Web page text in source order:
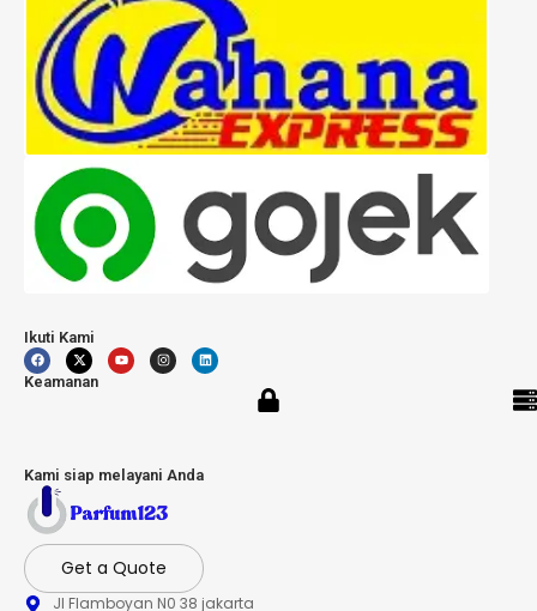
Ikuti Kami
Keamanan
Kami siap melayani Anda
Get a Quote
Jl Flamboyan N0 38 jakarta